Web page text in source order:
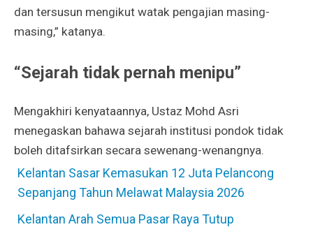
dan tersusun mengikut watak pengajian masing-
masing,” katanya.
“Sejarah tidak pernah menipu”
Mengakhiri kenyataannya, Ustaz Mohd Asri
menegaskan bahawa sejarah institusi pondok tidak
boleh ditafsirkan secara sewenang-wenangnya.
Kelantan Sasar Kemasukan 12 Juta Pelancong
Sepanjang Tahun Melawat Malaysia 2026
Kelantan Arah Semua Pasar Raya Tutup